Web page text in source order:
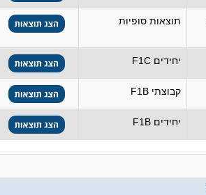
תוצאות סופיות
יחידים F1C
קבוצתי F1B
יחידים F1B